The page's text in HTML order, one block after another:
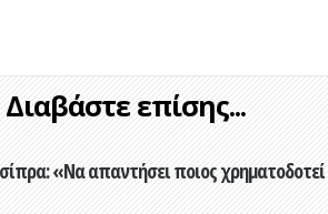
Διαβάστε επίσης...
«Να απαντήσει ποιος